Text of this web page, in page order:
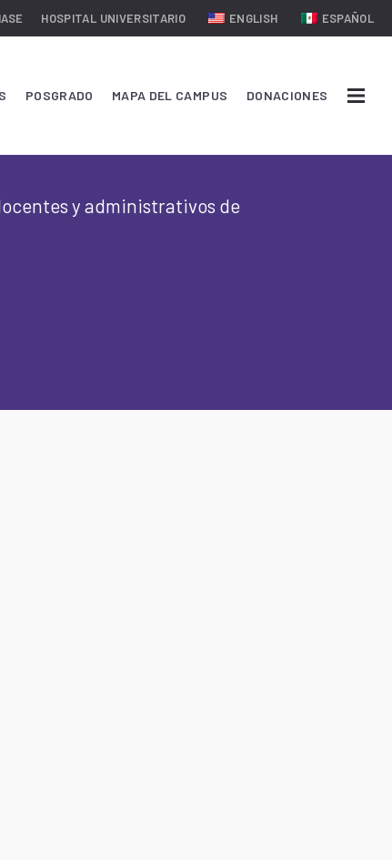
HOSPITAL UNIVERSITARIO ENGLISH ESPAÑOL
POSGRADO MAPA DEL CAMPUS DONACIONES
y administrativos de